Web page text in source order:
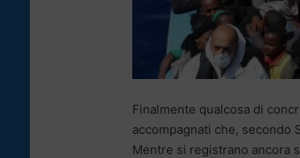
Finalmente qualcosa di
accompagnati che, secondo
Mentre si registrano ancora